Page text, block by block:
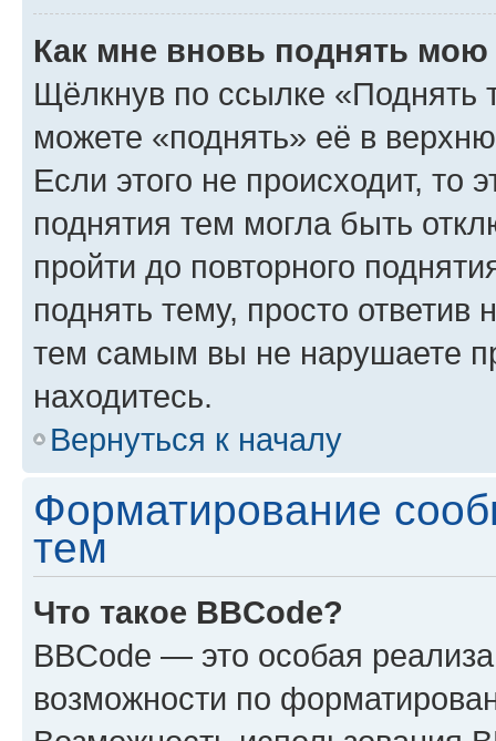
Как мне вновь поднять мою
Щёлкнув по ссылке «Поднять
можете «поднять» её в
Если этого не происходит, то
поднятия тем могла быть
пройти до повторного
поднять тему, просто ответив
тем самым вы не нарушаете
находитесь.
Вернуться к началу
Форматирование
тем
Что такое BBCode?
BBCode — это особая
возможности по